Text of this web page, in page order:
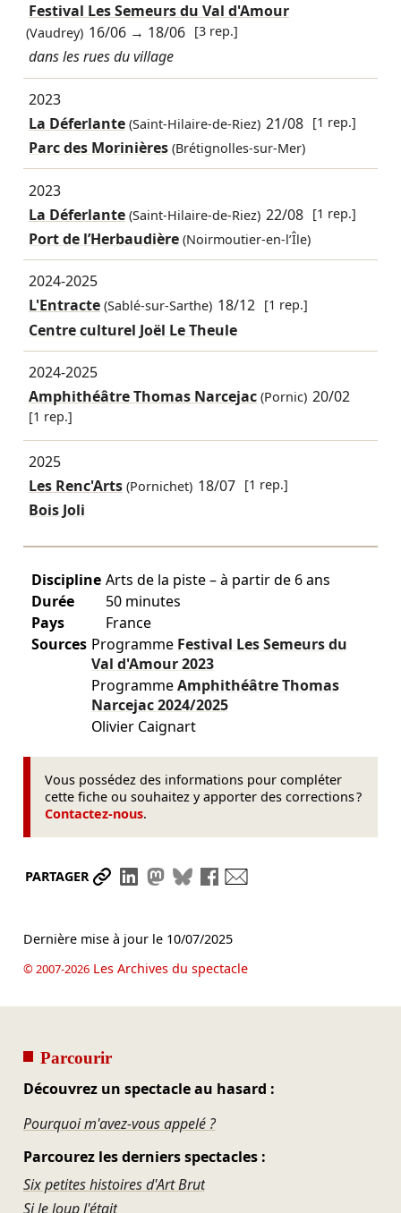
Festival Les Semeurs du Val d'Amour
(Vaudrey) 16/06 → 18/06 [3 rep.]
dans les rues du village
2023
La Déferlante(Saint-Hilaire-de-Riez) 21/08 [1 rep.]
Parc des Morinières (Brétignolles-sur-Mer)
2023
La Déferlante(Saint-Hilaire-de-Riez) 22/08 [1 rep.]
Port de l’Herbaudière (Noirmoutier-en-l’Île)
2024-2025
L'Entracte(Sablé-sur-Sarthe) 18/12 [1 rep.]
Centre culturel Joël Le Theule
2024-2025
Amphithéâtre Thomas Narcejac(Pornic) 20/02
[1 rep.]
2025
Les Renc'Arts(Pornichet) 18/07 [1 rep.]
Bois Joli
Discipline Arts de la piste – à partir de 6 ans
Durée
50 minutes
Pays
France
Sources Programme Festival Les Semeurs du
Val d'Amour2023
ProgrammeAmphithéâtre Thomas
Narcejac2024/2025
Olivier Caignart
Vous possédez des informations pour compléter
cette fiche ou souhaitez y apporter des corrections ?
Contactez-nous.
PARTAGER Partager le lien
Partager sur LinkedIn
Partager sur Mastodon
Partager sur Bluesky
Partager sur Facebook
Dernière mise à jour le 10/07/2025
© 2007-2026Les Archives du spectacle
Parcourir
Découvrez un spectacle au hasard :
Pourquoi m'avez-vous appelé ?
Parcourez les derniers spectacles :
Six petites histoires d'Art Brut
Si le loup l'était